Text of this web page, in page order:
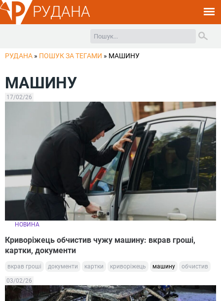
РУДАНА
РУДАНА » ПОШУК ЗА ТЕГАМИ » МАШИНУ
МАШИНУ
17/02/26
НОВИНА
Криворіжець обчистив чужу машину: вкрав гроші,
картки, документи
вкрав гроші документи картки криворіжець машину обчистив
03/02/26